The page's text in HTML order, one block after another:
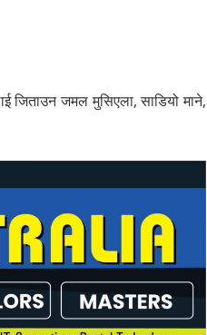
जिताउन जमल मुसिएला, साडियो माने,